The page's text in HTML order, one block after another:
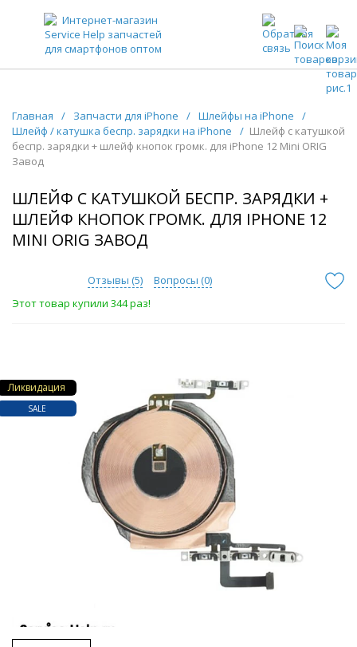
ЗАПЧАСТИ ДЛЯ ТЕЛЕФОНОВ ОПТОМ
Главная / Запчасти для iPhone / Шлейфы на iPhone
/
Шлейф / катушка беспр. зарядки на iPhone
/ Шлейф с катушкой
беспр. зарядки + шлейф кнопок громк. для iPhone 12 Mini ORIG
Завод
ШЛЕЙФ С КАТУШКОЙ БЕСПР. ЗАРЯДКИ +
ШЛЕЙФ КНОПОК ГРОМК. ДЛЯ IPHONE 12
MINI ORIG ЗАВОД
Отзывы (5) Вопросы (0)
Этот товар купили 344 раз!
Ликвидация
SALE